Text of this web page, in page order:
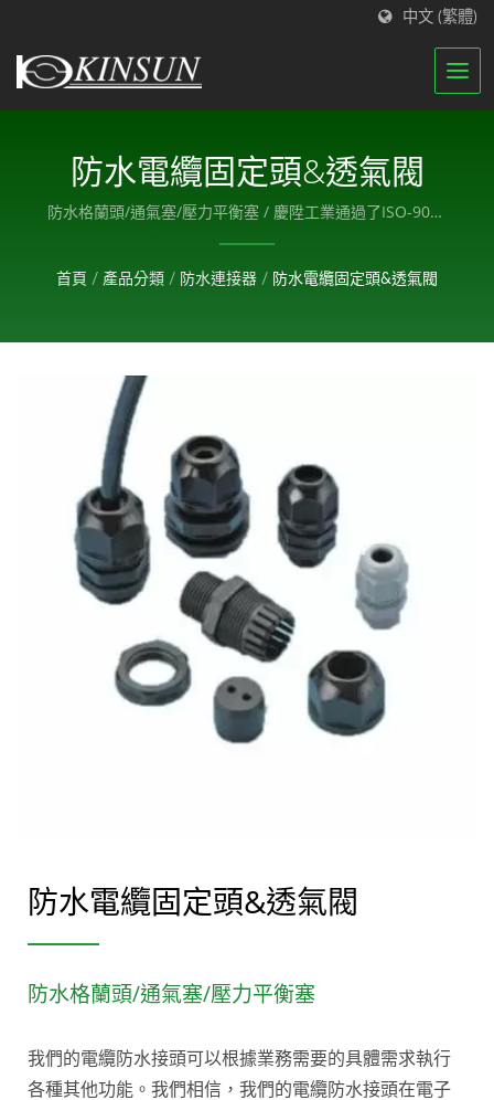
中文 (繁體)
防水電纜固定頭&透氣閥
防水格蘭頭/通氣塞/壓力平衡塞 / 慶陞工業通過了ISO-9001
與ISO-14001認證，我們擁有一支組織良好的團隊來執行我
首頁 / 產品分類 / 防水連接器 / 防水電纜固定頭&透氣閥
防水電纜固定頭&透氣閥
防水格蘭頭/通氣塞/壓力平衡塞
我們的電纜防水接頭可以根據業務需要的具體需求執行
各種其他功能。我們相信，我們的電纜防水接頭在電子